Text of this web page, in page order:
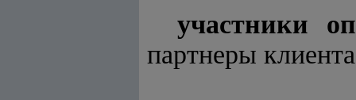
участники
партнеры